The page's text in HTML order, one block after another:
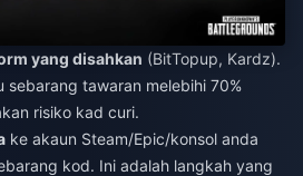
yang disahkan (BitTopup, Kardz).
sebarang tawaran melebihi 70%
risiko kad curi.
ke akaun Steam/Epic/konsol anda
kod. Ini adalah langkah yang